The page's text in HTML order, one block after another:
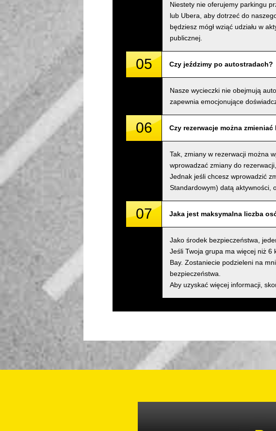
Niestety nie oferujemy parkingu
lub Ubera, aby dotrzeć do
będziesz mógł wziąć udziału w
publicznej.
05 Czy jeździmy po autostradach?
Nasze wycieczki nie obejmują
zapewnia emocjonujące
06 Czy rezerwacje można
Tak, zmiany w rezerwacji można
wprowadzać zmiany do
Jednak jeśli chcesz wprowadzić
Standardowym) datą aktywności,
07 Jaka jest maksymalna liczba
Jako środek bezpieczeństwa,
Jeśli Twoja grupa ma więcej niż 6
Bay. Zostaniecie podzieleni na
bezpieczeństwa.
Aby uzyskać więcej informacji,